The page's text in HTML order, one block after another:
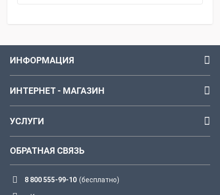
ИНФОРМАЦИЯ
ИНТЕРНЕТ - МАГАЗИН
УСЛУГИ
ОБРАТНАЯ СВЯЗЬ
8 800 555-99-10 (бесплатно)